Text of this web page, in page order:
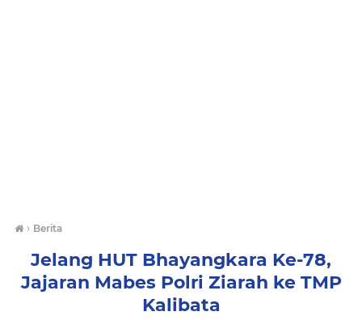
› Berita
Jelang HUT Bhayangkara Ke-78,
Jajaran Mabes Polri Ziarah ke TMP
Kalibata